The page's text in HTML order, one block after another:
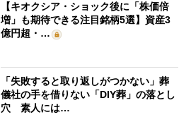
【キオクシア・ショック後に「株価倍
増」も期待できる注目銘柄5選】資産3
億円超・…
「失敗すると取り返しがつかない」葬
儀社の手を借りない「DIY葬」の落とし
穴 素人には…